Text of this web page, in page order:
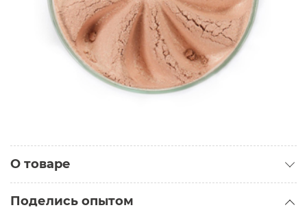
О товаре
Поделись опытом